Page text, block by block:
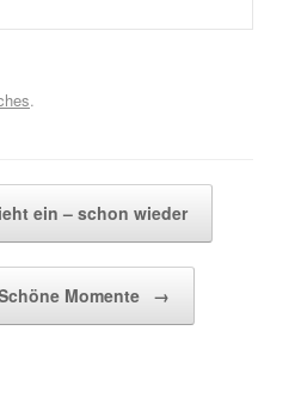
.
ein – schon wieder
Momente →